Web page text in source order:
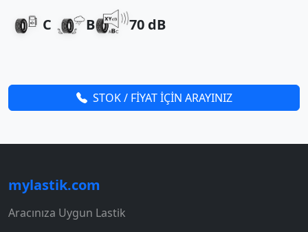
C B 70 dB
STOK / FİYAT İÇİN ARAYINIZ
mylastik.com
Aracınıza Uygun Lastik